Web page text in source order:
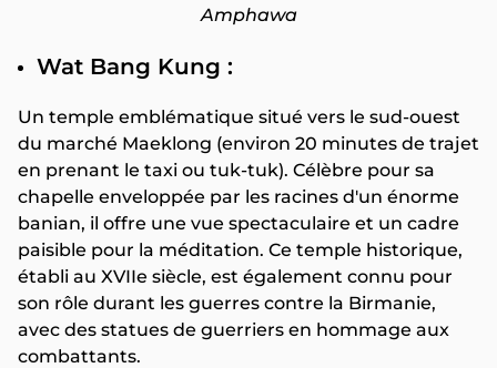
Amphawa
Wat Bang Kung :
Un temple emblématique situé vers le sud-ouest
du marché Maeklong (environ 20 minutes de trajet
en prenant le taxi ou tuk-tuk). Célèbre pour sa
chapelle enveloppée par les racines d'un énorme
banian, il offre une vue spectaculaire et un cadre
paisible pour la méditation. Ce temple historique,
établi au XVIIe siècle, est également connu pour
son rôle durant les guerres contre la Birmanie,
avec des statues de guerriers en hommage aux
combattants.